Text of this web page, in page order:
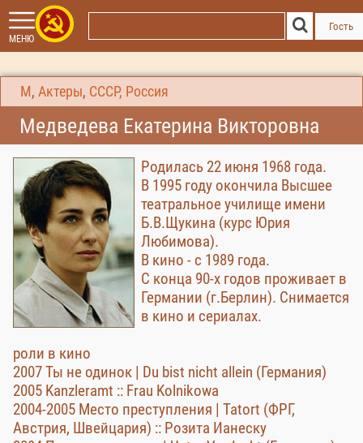
МЕНЮ
Гость
М , Актеры, СССР, Россия
Медведева Екатерина Викторовна
Родилась 22 июня 1968 года.
В 1995 году окончила Высшее
театральное училище имени
Б.В.Щукина (курс Юрия
Любимова).
В кино - с 1989 года.
С конца 90-х годов проживает в
Германии (г.Берлин). Снимается
в кино и сериалах.
роли в кино
2007 Ты не одинок | Du bist nicht allein (Германия)
2005 Kanzleramt :: Frau Kolnikowa
2004-2005 Место преступления | Tatort (ФРГ,
Австрия, Швейцария) :: Розита Ианеску